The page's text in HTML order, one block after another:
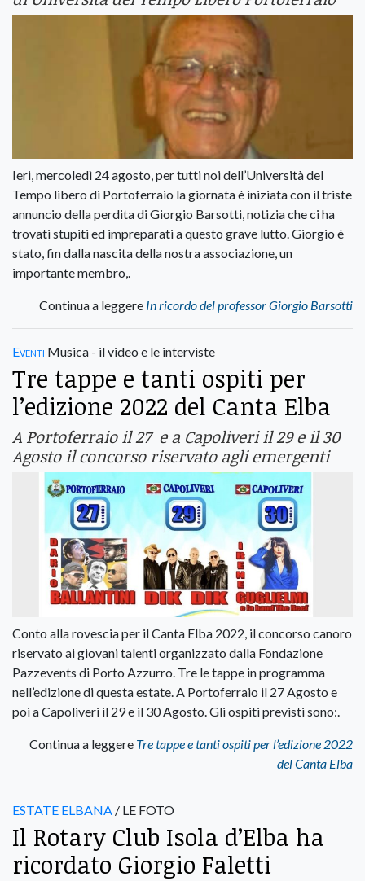
Ieri, mercoledì 24 agosto, per tutti noi dell’Università del
Tempo libero di Portoferraio la giornata è iniziata con il triste
annuncio della perdita di Giorgio Barsotti, notizia che ci ha
trovati stupiti ed impreparati a questo grave lutto. Giorgio è
stato, fin dalla nascita della nostra associazione, un
importante membro,.
Continua a leggere In ricordo del professor Giorgio Barsotti
Eventi Musica - il video e le interviste
Tre tappe e tanti ospiti per
l’edizione 2022 del Canta Elba
A Portoferraio il 27 e a Capoliveri il 29 e il 30
Agosto il concorso riservato agli emergenti
Conto alla rovescia per il Canta Elba 2022, il concorso canoro
riservato ai giovani talenti organizzato dalla Fondazione
Pazzevents di Porto Azzurro. Tre le tappe in programma
nell’edizione di questa estate. A Portoferraio il 27 Agosto e
poi a Capoliveri il 29 e il 30 Agosto. Gli ospiti previsti sono:.
Continua a leggere Tre tappe e tanti ospiti per l’edizione 2022
del Canta Elba
ESTATE ELBANA / LE FOTO
Il Rotary Club Isola d’Elba ha
ricordato Giorgio Faletti